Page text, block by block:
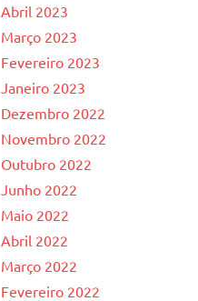
Abril 2023
Março 2023
Fevereiro 2023
Janeiro 2023
Dezembro 2022
Novembro 2022
Outubro 2022
Junho 2022
Maio 2022
Abril 2022
Março 2022
Fevereiro 2022